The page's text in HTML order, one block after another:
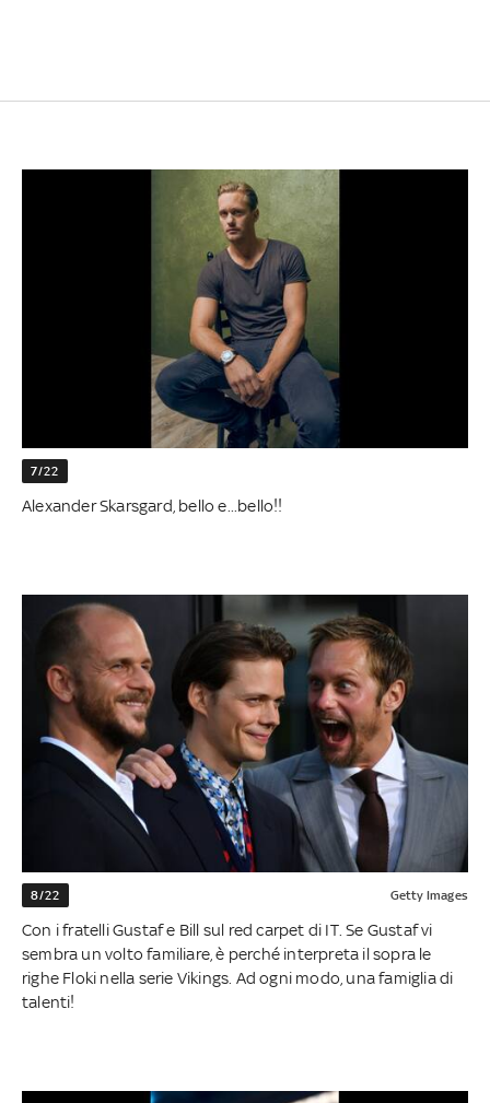
7/22
Alexander Skarsgard, bello e...bello!!
8/22 Getty Images
Con i fratelli Gustaf e Bill sul red carpet di IT. Se Gustaf vi
sembra un volto familiare, è perché interpreta il sopra le
righe Floki nella serie Vikings. Ad ogni modo, una famiglia di
talenti!